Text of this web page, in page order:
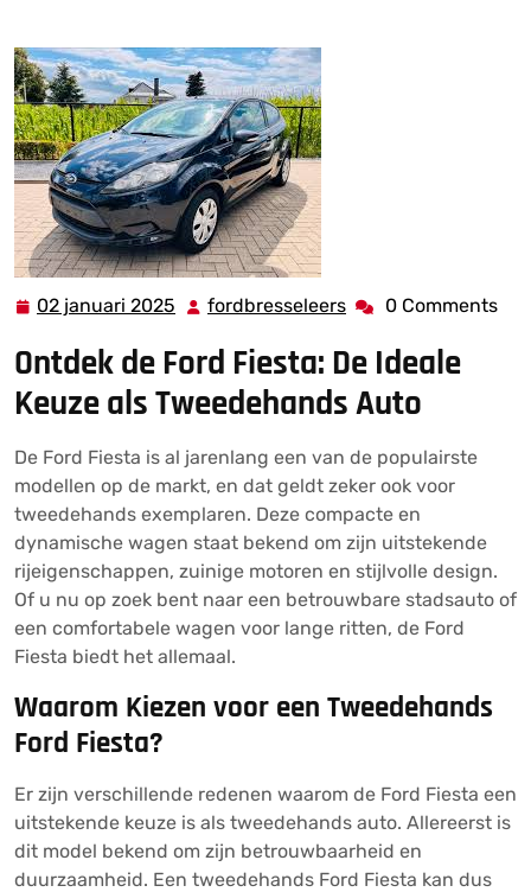
02 januari 2025 02
2025
fordbresseleers fordbresseleers
0 Comments
Ontdek de Ford Fiesta: De Ideale
Keuze als Tweedehands Auto
De Ford Fiesta is al jarenlang een van de populairste
modellen op de markt, en dat geldt zeker ook voor
tweedehands exemplaren. Deze compacte en
dynamische wagen staat bekend om zijn uitstekende
rijeigenschappen, zuinige motoren en stijlvolle design.
Of u nu op zoek bent naar een betrouwbare stadsauto of
een comfortabele wagen voor lange ritten, de Ford
Fiesta biedt het allemaal.
Waarom Kiezen voor een Tweedehands
Ford Fiesta?
Er zijn verschillende redenen waarom de Ford Fiesta een
uitstekende keuze is als tweedehands auto. Allereerst is
dit model bekend om zijn betrouwbaarheid en
duurzaamheid. Een tweedehands Ford Fiesta kan dus